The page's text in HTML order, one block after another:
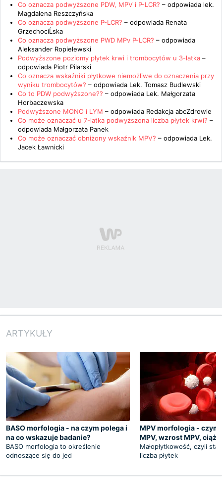
Co oznacza podwyższone PDW, MPV i P-LCR? – odpowiada lek.
Magdalena Reszczyńska
Co oznacza podwyższone P-LCR? – odpowiada Renata
GrzechociĹska
Co oznacza podwyższone PWD MPv P-LCR? – odpowiada
Aleksander Ropielewski
Podwyższone poziomy płytek krwi i trombocytów u 3-latka –
odpowiada Piotr Pilarski
Co oznacza wskaźniki płytkowe niemożliwe do oznaczenia przy
wyniku trombocytów? – odpowiada Lek. Tomasz Budlewski
Co to PDW podwyższone?? – odpowiada Lek. Małgorzata
Horbaczewska
Podwyższone MONO i LYM – odpowiada Redakcja abcZdrowie
Co może oznaczać u 7-latka podwyższona liczba płytek krwi? –
odpowiada Małgorzata Panek
Co może oznaczać obniżony wskaźnik MPV? – odpowiada Lek.
Jacek Ławnicki
ARTYKUŁY
BASO morfologia - na czym polega i
na co wskazuje badanie?
BASO morfologia to określenie
odnoszące się do jed
MPV morfologia - czym
MPV, wzrost MPV, ciąża
Małopłytkowość, czyli
liczba płytek